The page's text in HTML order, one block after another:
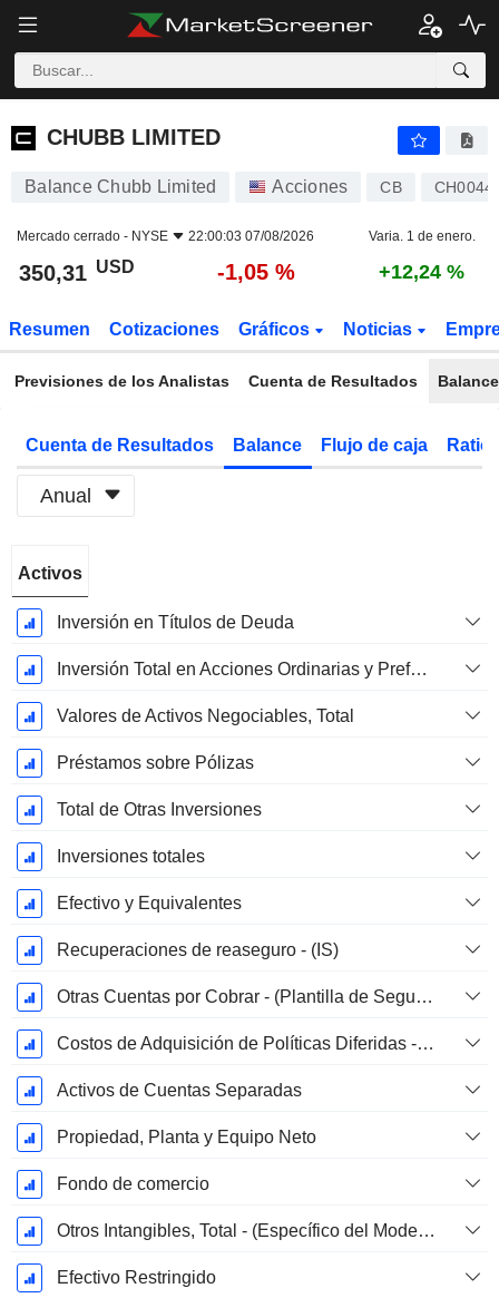
CHUBB LIMITED
CHUBB LIMITED
Balance Chubb Limited Acciones CB
Mercado cerrado - NYSE 22:00:03 07/08/2026 Varia. 1 de enero.
350,31 USD -1,05 % +12,24 %
Resumen Cotizaciones Gráficos Noticias
Previsiones de los Analistas Cuenta de Resultados Balance
Cuenta de Resultados Balance Flujo de caja
Anual
fiscal:
Diciembre
Activos
Inversión en Títulos de Deuda
Inversión Total en Acciones Ordinarias y Preferentes
Valores de Activos Negociables, Total
Préstamos sobre Pólizas
Total de Otras Inversiones
Inversiones totales
Efectivo y Equivalentes
Recuperaciones de reaseguro - (IS)
Otras Cuentas por Cobrar - (Plantilla de Seguros)
Costos de Adquisición de Políticas Diferidas - (BG)
Activos de Cuentas Separadas
Propiedad, Planta y Equipo Neto
Fondo de comercio
Otros Intangibles, Total - (Específico del Modelo)
Efectivo Restringido